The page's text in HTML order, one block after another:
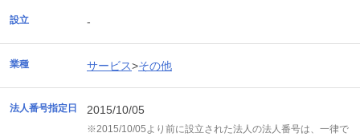
設立 -
業種 サービス>その他
法人番号指定日 2015/10/05
※2015/10/05より前に設立された法人の法人番号は、一律で